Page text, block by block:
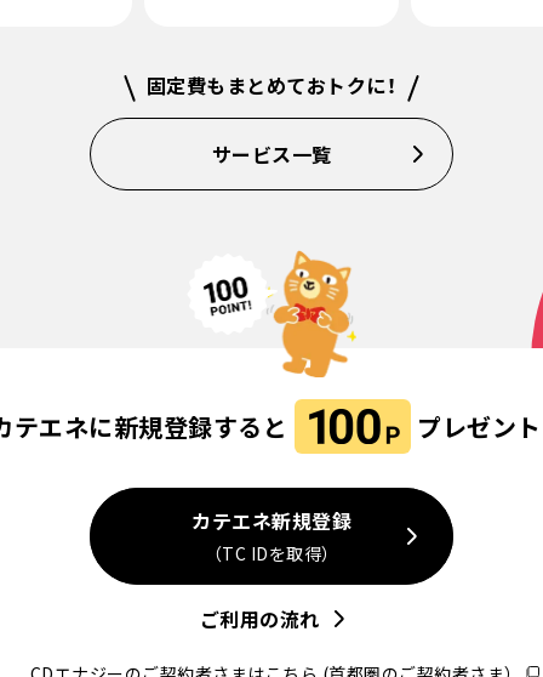
固定費もまとめておトクに！
サービス一覧
テエネに新規登録すると プレゼント
カテエネ新規登録
（TC IDを取得）
ご利用の流れ